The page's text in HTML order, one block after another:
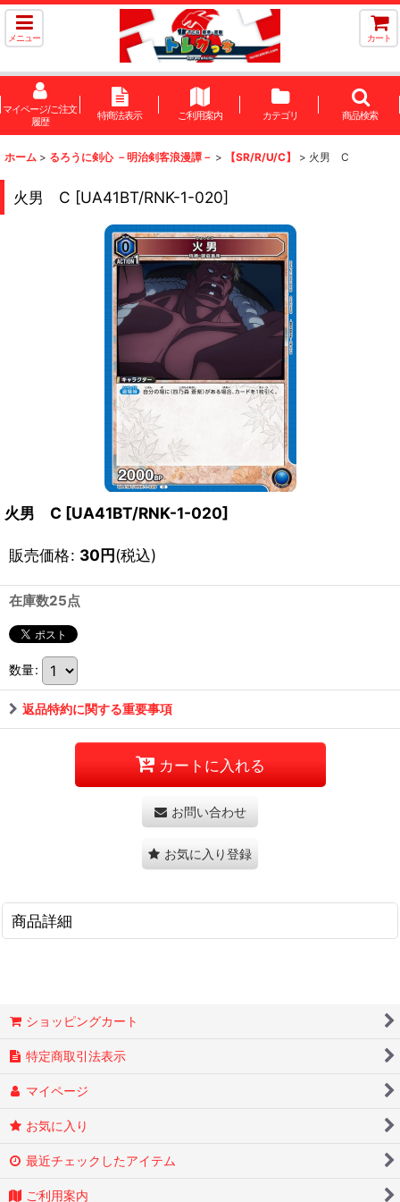
メニュー カート
マイページ/ご注文
履歴
特商法表示 ご利用案内 カテゴリ 商品検索
ホーム > るろうに剣心 －明治剣客浪漫譚－ > 【SR/R/U/C】 > 火男 C
火男 C [UA41BT/RNK-1-020]
火男 C [UA41BT/RNK-1-020]
販売価格: 30円(税込)
在庫数25点
数量:
返品特約に関する重要事項
カートに入れる
お問い合わせ
お気に入り登録
商品詳細
ショッピングカート
特定商取引法表示
マイページ
お気に入り
最近チェックしたアイテム
ご利用案内